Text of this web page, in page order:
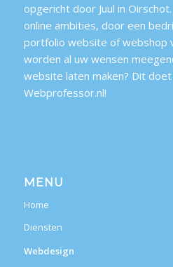
opgericht door Juul in
online ambities, door een
portfolio website of webshop
worden al uw wensen
website laten maken? Dit
Webprofessor.nl!
MENU
Home
Diensten
Webdesign